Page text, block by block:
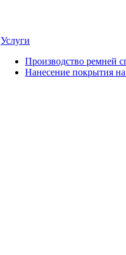
Услуги
Производство ремней
Нанесение покрытия